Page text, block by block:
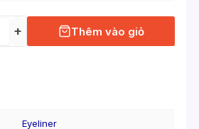
+ Thêm vào giỏ
Eyeliner